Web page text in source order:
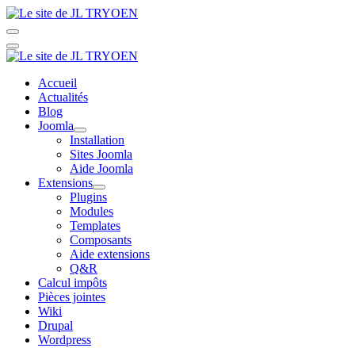
Accueil
Actualités
Blog
Joomla
Installation
Sites Joomla
Aide Joomla
Extensions
Plugins
Modules
Templates
Composants
Aide extensions
Q&R
Calcul impôts
Pièces jointes
Wiki
Drupal
Wordpress